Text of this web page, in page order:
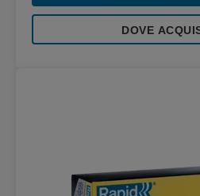
DOVE